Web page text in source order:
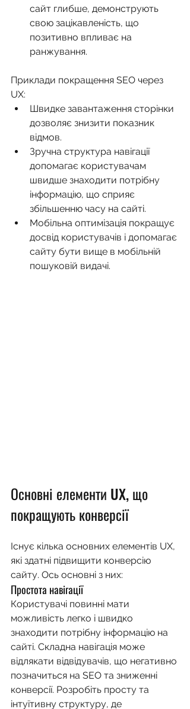
сайт глибше, демонструють
свою зацікавленість, що
позитивно впливає на
ранжування.
Приклади покращення SEO через
UX:
Швидке завантаження сторінки
дозволяє знизити показник
відмов.
Зручна структура навігації
допомагає користувачам
швидше знаходити потрібну
інформацію, що сприяє
збільшенню часу на сайті.
Мобільна оптимізація покращує
досвід користувачів і допомагає
сайту бути вище в мобільній
пошуковій видачі.
Основні елементи UX, що
покращують конверсії
Існує кілька основних елементів UX,
які здатні підвищити конверсію
сайту. Ось основні з них:
Простота навігації
Користувачі повинні мати
можливість легко і швидко
знаходити потрібну інформацію на
сайті. Складна навігація може
відлякати відвідувачів, що негативно
позначиться на SEO та зниженні
конверсії. Розробіть просту та
інтуїтивну структуру, де